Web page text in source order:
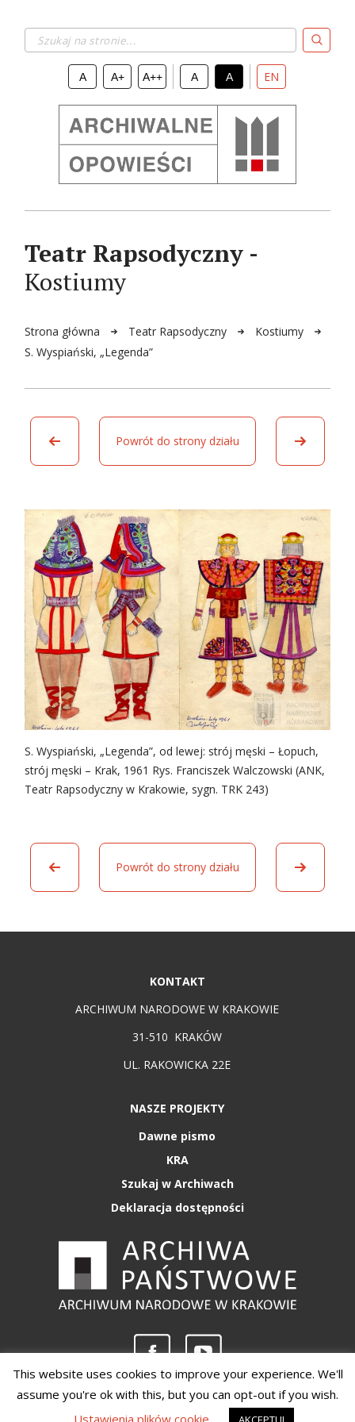
A A+ A++ A A EN
Teatr Rapsodyczny -
Kostiumy
Strona główna Teatr Rapsodyczny
Kostiumy
S. Wyspiański, „Legenda”
Powrót do strony działu
S. Wyspiański, „Legenda”, od lewej: strój męski – Łopuch,
strój męski – Krak, 1961 Rys. Franciszek Walczowski (ANK,
Teatr Rapsodyczny w Krakowie, sygn. TRK 243)
Powrót do strony działu
KONTAKT
ARCHIWUM NARODOWE W KRAKOWIE
31-510 KRAKÓW
UL. RAKOWICKA 22E
NASZE PROJEKTY
Dawne pismo
KRA
Szukaj w Archiwach
Deklaracja dostępności
Copyright 2020 - Archiwum Narodowe w Krakowie
This website uses cookies to improve your experience. We'll
assume you're ok with this, but you can opt-out if you wish.
Ustawienia plików cookie